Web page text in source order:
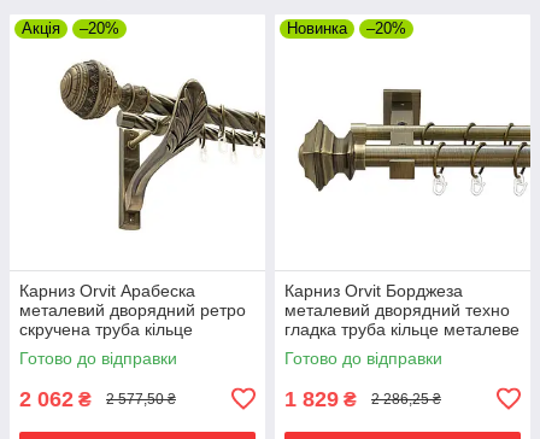
Акція –20%
Карниз Orvit Арабеска
металевий дворядний ретро
скручена труба кільце
металеве Антик 25\19 мм 300
см (00-00016397)
Готово до відправки
2 062 ₴ 2 577,50 ₴
Новинка –20%
Карниз Orvit Борджеза
металевий дворядний техно
гладка труба кільце металеве
Антик 25\19 мм 300 см (00-
00025967)
Готово до відправки
1 829 ₴ 2 286,25 ₴